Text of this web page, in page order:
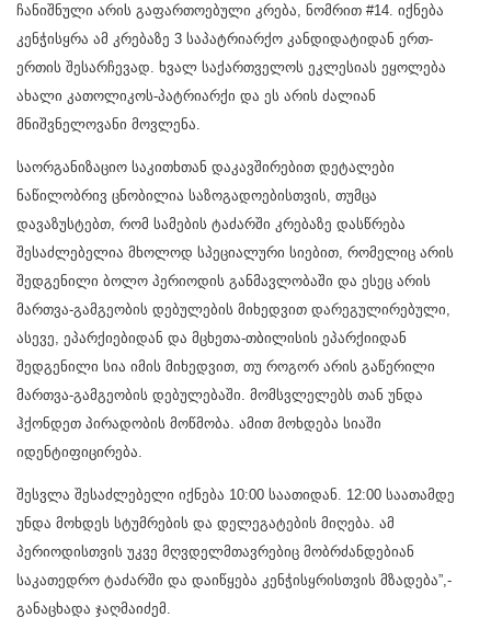
ჩანიშნული არის გაფართოებული კრება, ნომრით #14. იქნება
კენჭისყრა ამ კრებაზე 3 საპატრიარქო კანდიდატიდან ერთ-
ერთის შესარჩევად. ხვალ საქართველოს ეკლესიას ეყოლება
ახალი კათოლიკოს-პატრიარქი და ეს არის ძალიან
მნიშვნელოვანი მოვლენა.
საორგანიზაციო საკითხთან დაკავშირებით დეტალები
ნაწილობრივ ცნობილია საზოგადოებისთვის, თუმცა
დავაზუსტებთ, რომ სამების ტაძარში კრებაზე დასწრება
შესაძლებელია მხოლოდ სპეციალური სიებით, რომელიც არის
შედგენილი ბოლო პერიოდის განმავლობაში და ესეც არის
მართვა-გამგეობის დებულების მიხედვით დარეგულირებული,
ასევე, ეპარქიებიდან და მცხეთა-თბილისის ეპარქიიდან
შედგენილი სია იმის მიხედვით, თუ როგორ არის გაწერილი
მართვა-გამგეობის დებულებაში. მომსვლელებს თან უნდა
ჰქონდეთ პირადობის მოწმობა. ამით მოხდება სიაში
იდენტიფიცირება.
შესვლა შესაძლებელი იქნება 10:00 საათიდან. 12:00 საათამდე
უნდა მოხდეს სტუმრების და დელეგატების მიღება. ამ
პერიოდისთვის უკვე მღვდელმთავრებიც მობრძანდებიან
საკათედრო ტაძარში და დაიწყება კენჭისყრისთვის მზადება”,-
განაცხადა ჯაღმაიძემ.